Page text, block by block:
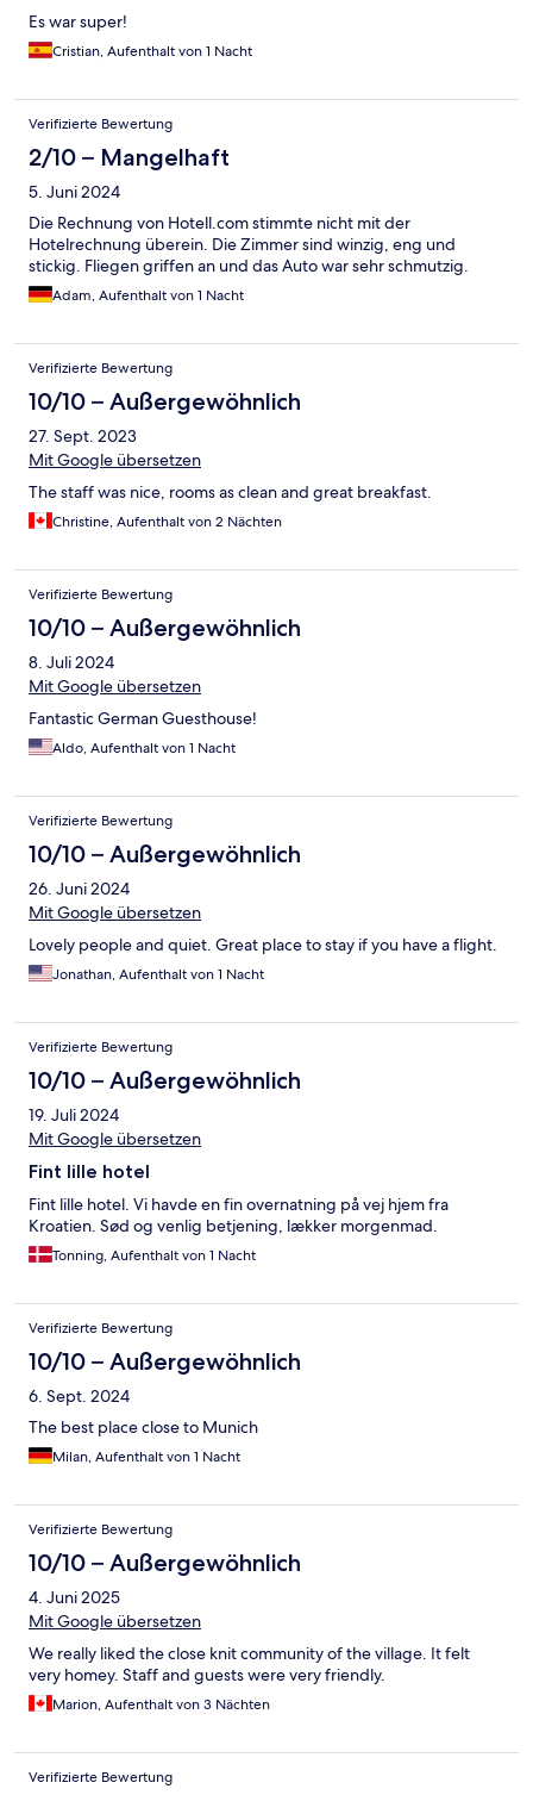
Es war super!
Cristian, Aufenthalt von 1 Nacht
Verifizierte Bewertung
2/10 – Mangelhaft
5. Juni 2024
Die Rechnung von Hotell.com stimmte nicht mit der
Hotelrechnung überein. Die Zimmer sind winzig, eng und
stickig. Fliegen griffen an und das Auto war sehr schmutzig.
Adam, Aufenthalt von 1 Nacht
Verifizierte Bewertung
10/10 – Außergewöhnlich
27. Sept. 2023
Mit Google übersetzen
The staff was nice, rooms as clean and great breakfast.
Christine, Aufenthalt von 2 Nächten
Verifizierte Bewertung
10/10 – Außergewöhnlich
8. Juli 2024
Mit Google übersetzen
Fantastic German Guesthouse!
Aldo, Aufenthalt von 1 Nacht
Verifizierte Bewertung
10/10 – Außergewöhnlich
26. Juni 2024
Mit Google übersetzen
Lovely people and quiet. Great place to stay if you have a flight.
Jonathan, Aufenthalt von 1 Nacht
Verifizierte Bewertung
10/10 – Außergewöhnlich
19. Juli 2024
Mit Google übersetzen
Fint lille hotel
Fint lille hotel. Vi havde en fin overnatning på vej hjem fra
Kroatien. Sød og venlig betjening, lækker morgenmad.
Tonning, Aufenthalt von 1 Nacht
Verifizierte Bewertung
10/10 – Außergewöhnlich
6. Sept. 2024
The best place close to Munich
Milan, Aufenthalt von 1 Nacht
Verifizierte Bewertung
10/10 – Außergewöhnlich
4. Juni 2025
Mit Google übersetzen
We really liked the close knit community of the village. It felt
very homey. Staff and guests were very friendly.
Marion, Aufenthalt von 3 Nächten
Verifizierte Bewertung